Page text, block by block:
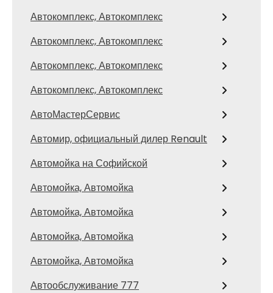
Автокомплекс, Автокомплекс
Автокомплекс, Автокомплекс
Автокомплекс, Автокомплекс
Автокомплекс, Автокомплекс
АвтоМастерСервис
Автомир, официальный дилер Renault
Автомойка на Софийской
Автомойка, Автомойка
Автомойка, Автомойка
Автомойка, Автомойка
Автомойка, Автомойка
Автообслуживание 777